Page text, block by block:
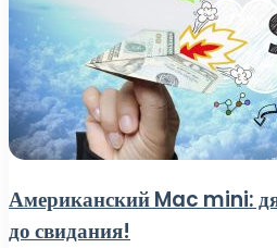
Американский Mac mini:
до свидания!